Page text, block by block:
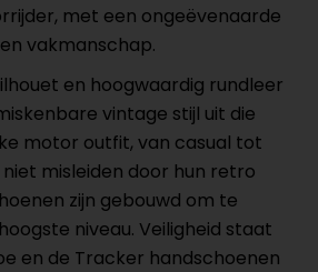
met een ongeëvenaarde
vakmanschap.
en hoogwaardig rundleer
vintage stijl uit die
motor outfit, van casual tot
misleiden door hun retro
zijn gebouwd om te
niveau. Veiligheid staat
en de Tracker handschoenen